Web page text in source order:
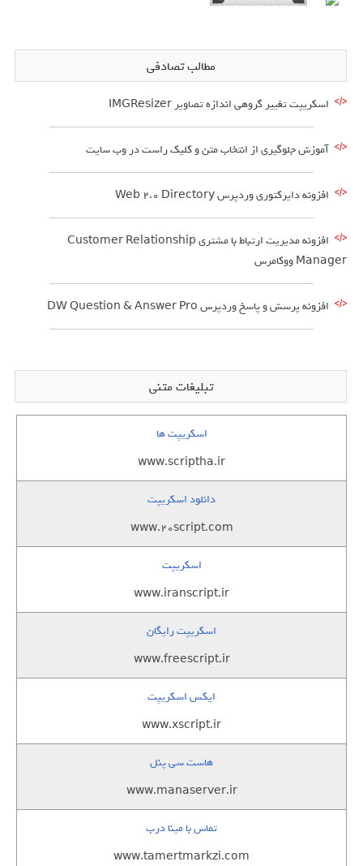
مطالب تصادفی
اسکریپت تغییر گروهی اندازه تصاویر IMGResizer
آموزش جلوگیری از انتخاب متن و کلیک راست در وب سایت
افزونه دایرکتوری وردپرس Web 2.0 Directory
افزونه مدیریت ارتباط با مشتری Customer Relationship
Manager ووکامرس
افزونه پرسش و پاسخ وردپرس DW Question & Answer Pro
تبلیغات متنی
اسکریپت ها
www.scriptha.ir
دانلود اسکریپت
www.20script.com
اسکریپت
www.iranscript.ir
اسکریپت رایگان
www.freescript.ir
ایکس اسکریپت
www.xscript.ir
هاست سی پنل
www.manaserver.ir
تماس با مینا درب
www.tamertmarkzi.com